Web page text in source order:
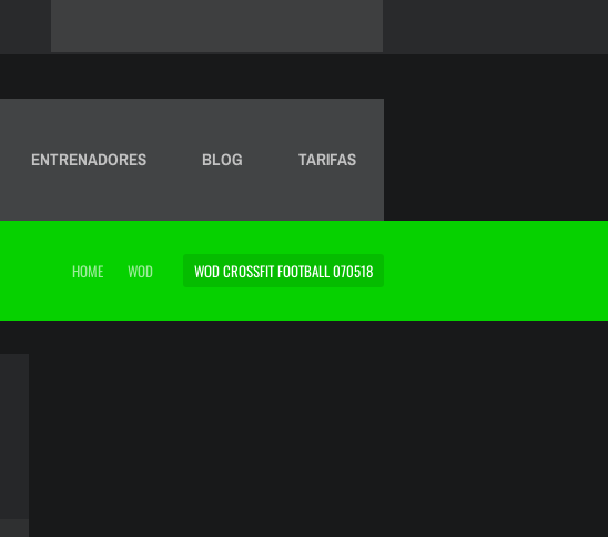
ENTRENADORES BLOG TARIFAS
HOME WOD WOD CROSSFIT FOOTBALL 070518